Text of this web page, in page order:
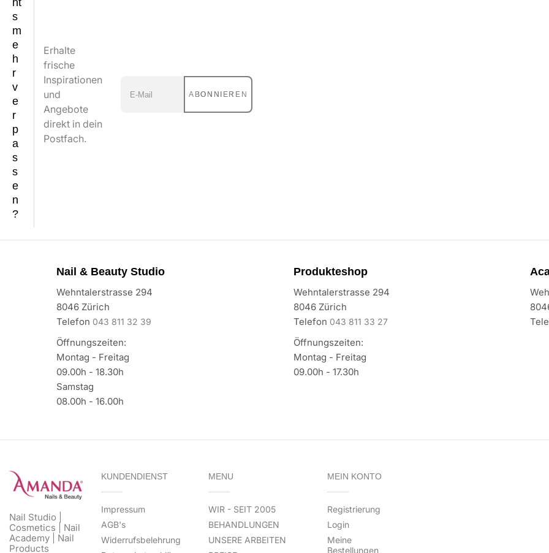
ht
s
m
e
h
r
v
e
r
p
a
s
s
e
n
?
Erhalte
frische
Inspirationen
und
Angebote
direkt in dein
Postfach.
ABONNIEREN
Nail & Beauty Studio
Wehntalerstrasse 294
8046 Zürich
Telefon 043 811 32 39
Öffnungszeiten:
Montag - Freitag
09.00h - 18.30h
Samstag
08.00h - 16.00h
Produkteshop
Wehntalerstrasse 294
8046 Zürich
Telefon 043 811 33 27
Öffnungszeiten:
Montag - Freitag
09.00h - 17.30h
Nail Studio |
Cosmetics | Nail
Academy | Nail
Products
KUNDENDIENST
Impressum
AGB's
Widerrufsbelehrung
MENU
WIR - SEIT 2005
BEHANDLUNGEN
UNSERE ARBEITEN
MEIN KONTO
Registrierung
Login
Meine
Bestellungen